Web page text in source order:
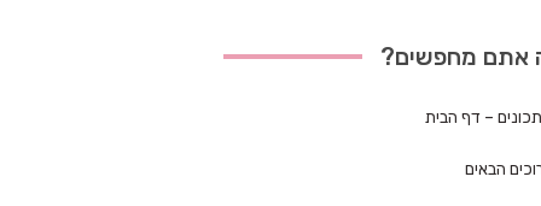
אתם מחפשים?
– דף הבית
הבאים